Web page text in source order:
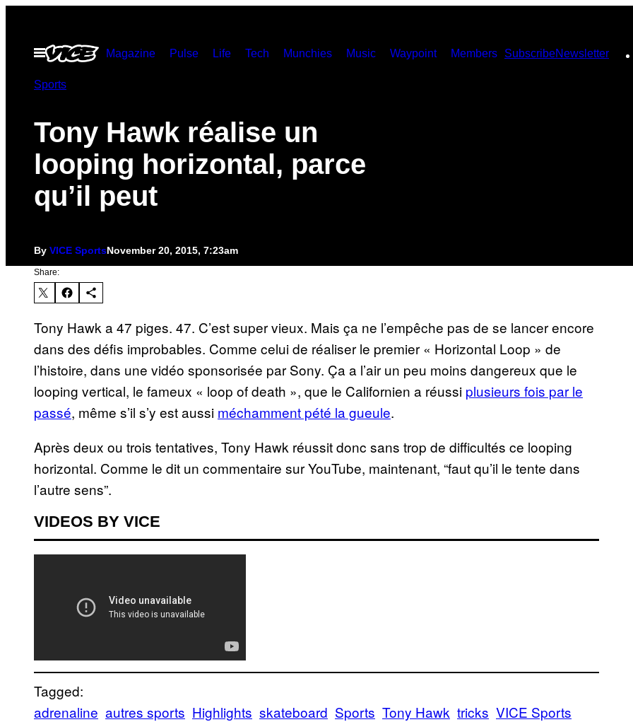
contentOpen
Menu
Magazine Pulse Life Tech Munchies Music Waypoint Members SubscribeNewsletter
Sports
Tony Hawk réalise un
looping horizontal, parce
qu’il peut
By VICE SportsNovember 20, 2015, 7:23am
Share:
Tony Hawk a 47 piges. 47. C’est super vieux. Mais ça ne l’empêche pas de se lancer encore
dans des défis improbables. Comme celui de réaliser le premier « Horizontal Loop » de
l’histoire, dans une vidéo sponsorisée par Sony. Ça a l’air un peu moins dangereux que le
looping vertical, le fameux « loop of death », que le Californien a réussi plusieurs fois par le
passé, même s’il s’y est aussi méchamment pété la gueule.
Après deux ou trois tentatives, Tony Hawk réussit donc sans trop de difficultés ce looping
horizontal. Comme le dit un commentaire sur YouTube, maintenant, “faut qu’il le tente dans
l’autre sens”.
VIDEOS BY VICE
Tagged:
adrenaline autres sports Highlights skateboard Sports Tony Hawk tricks VICE Sports